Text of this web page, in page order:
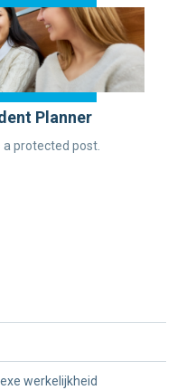
Planner
protected post.
werkelijkheid